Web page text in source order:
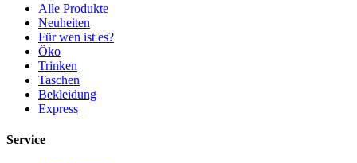
Alle Produkte
Neuheiten
Für wen ist es?
Öko
Trinken
Taschen
Bekleidung
Express
Service